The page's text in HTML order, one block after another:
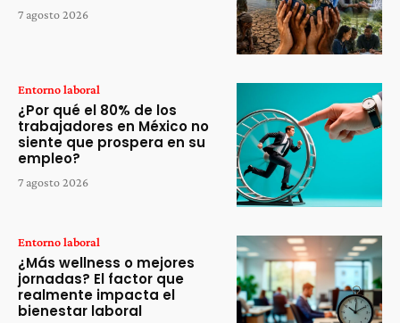
7 agosto 2026
Entorno laboral
¿Por qué el 80% de los
trabajadores en México no
siente que prospera en su
empleo?
7 agosto 2026
Entorno laboral
¿Más wellness o mejores
jornadas? El factor que
realmente impacta el
bienestar laboral